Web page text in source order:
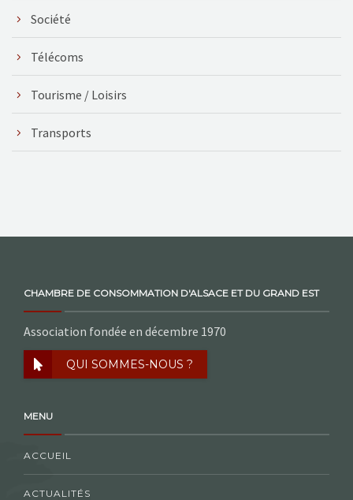
Société
Télécoms
Tourisme / Loisirs
Transports
CHAMBRE DE CONSOMMATION D'ALSACE ET DU GRAND EST
Association fondée en décembre 1970
QUI SOMMES-NOUS ?
MENU
ACCUEIL
ACTUALITÉS